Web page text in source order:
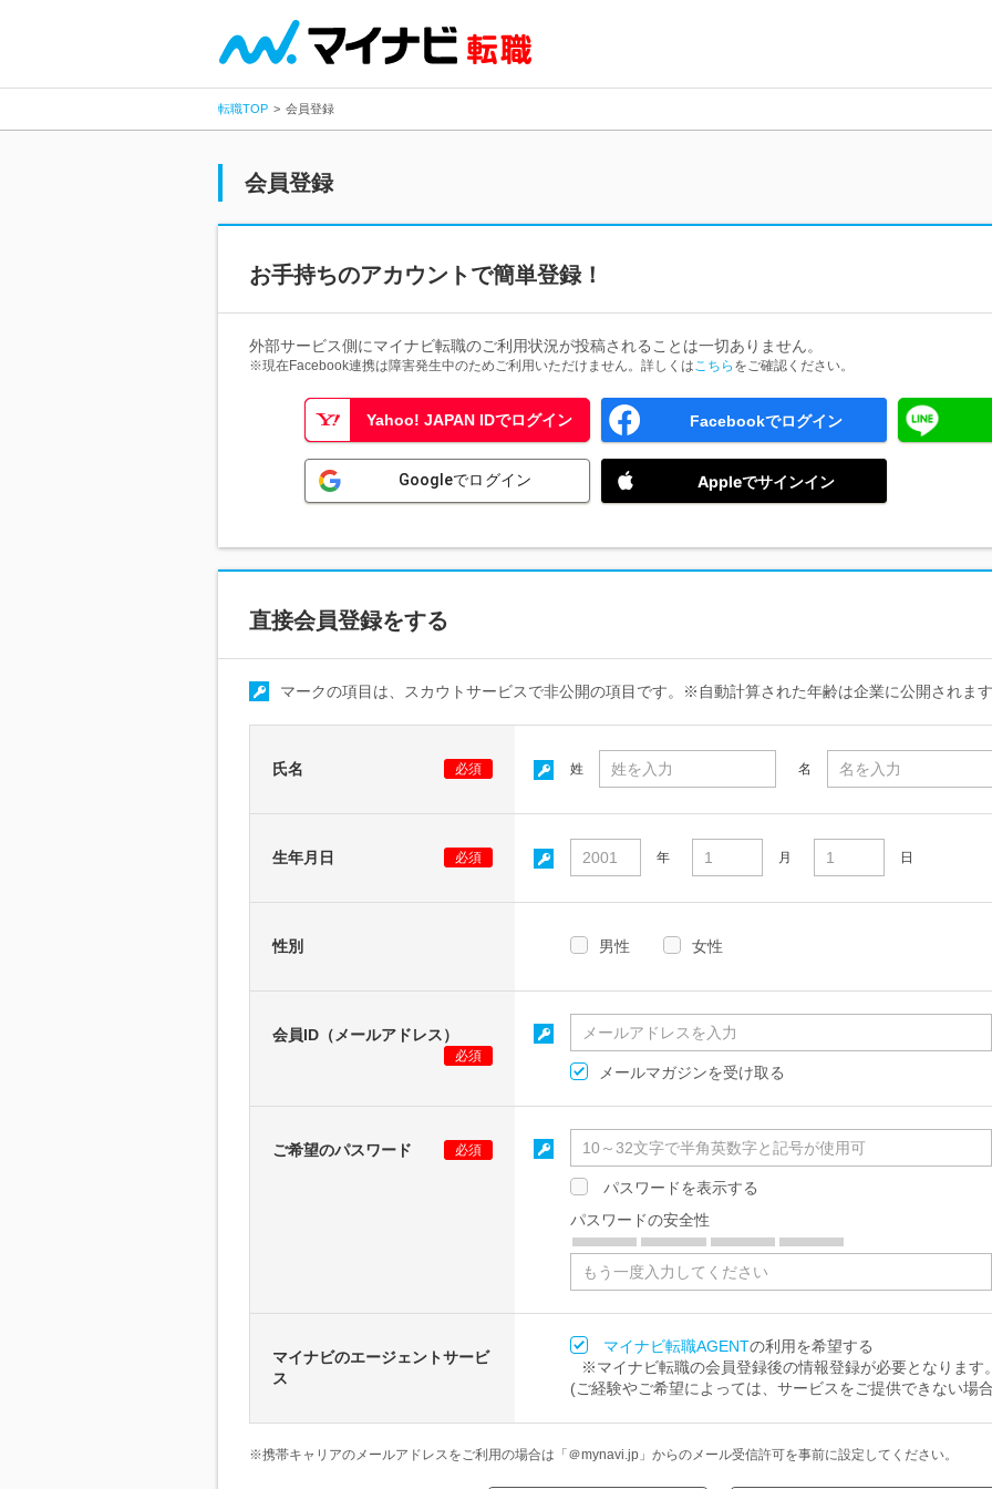
転職TOP 会員登録
会員登録
お手持ちのアカウントで簡単登録！
外部サービス側にマイナビ転職のご利用状況が投稿されることは一切ありません。
※現在Facebook連携は障害発生中のためご利用いただけません。詳しくはこちら をご確認ください。
Yahoo! JAPAN IDでログイン Facebookでログイン
Googleでログイン Appleでサインイン
直接会員登録をする
マークの項目は、スカウトサービスで非公開の項目です。※自動計算された年齢は企業に公開されま
氏名 必須 姓 名
生年月日 必須 年 月 日
性別 男性 女性
会員ID（メールアドレス）
必須
メールマガジンを受け取る
ご希望のパスワード 必須
パスワードを表示する
パスワードの安全性
マイナビのエージェントサービ
ス
マイナビ転職AGENTの利用を希望する
※マイナビ転職の会員登録後の情報登録が必要となります
(ご経験やご希望によっては、サービスをご提供できない場
※携帯キャリアのメールアドレスをご利用の場合は「＠mynavi.jp」からのメール受信許可を事前に設定してください。